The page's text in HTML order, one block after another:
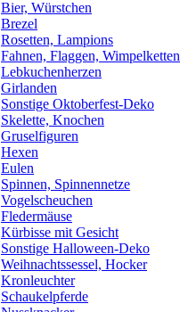
Bier, Würstchen
Brezel
Rosetten, Lampions
Fahnen, Flaggen, Wimpelketten
Lebkuchenherzen
Girlanden
Sonstige Oktoberfest-Deko
Skelette, Knochen
Gruselfiguren
Hexen
Eulen
Spinnen, Spinnennetze
Vogelscheuchen
Fledermäuse
Kürbisse mit Gesicht
Sonstige Halloween-Deko
Weihnachtssessel, Hocker
Kronleuchter
Schaukelpferde